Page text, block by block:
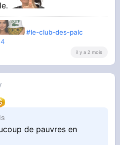
#le-club-des-palc
il y a 2 mois
de pauvres en